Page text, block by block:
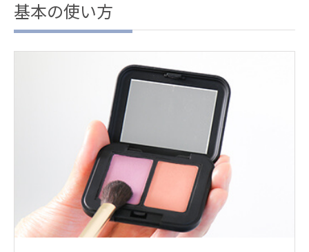
基本の使い方